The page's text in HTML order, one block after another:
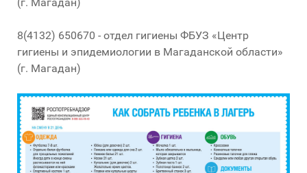
(г. Магадан)
8(4132) 650670 - отдел гигиены ФБУЗ «Центр
гигиены и эпидемиологии в Магаданской области»
(г. Магадан)